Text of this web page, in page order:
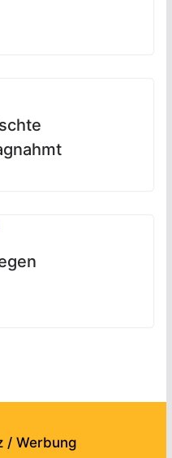
/ Werbung